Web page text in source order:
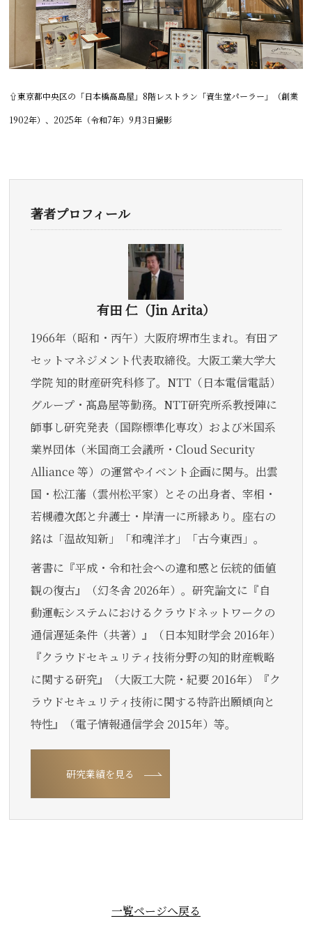
⇧東京都中央区の「日本橋髙島屋」8階レストラン「資生堂パーラー」（創業
1902年）、2025年（令和7年）9月3日撮影
著者プロフィール
有田 仁（Jin Arita）
1966年（昭和・丙午）大阪府堺市生まれ。有田ア
セットマネジメント代表取締役。大阪工業大学大
学院 知的財産研究科修了。NTT（日本電信電話）
グループ・髙島屋等勤務。NTT研究所系教授陣に
師事し研究発表（国際標準化専攻）および米国系
業界団体（米国商工会議所・Cloud Security
Alliance 等）の運営やイベント企画に関与。出雲
国・松江藩（雲州松平家）とその出身者、宰相・
若槻禮次郎と弁護士・岸清一に所縁あり。座右の
銘は「温故知新」「和魂洋才」「古今東西」。
著書に『平成・令和社会への違和感と伝統的価値
観の復古』（幻冬舎 2026年）。研究論文に『自
動運転システムにおけるクラウドネットワークの
通信遅延条件（共著）』（日本知財学会 2016年）
『クラウドセキュリティ技術分野の知的財産戦略
に関する研究』（大阪工大院・紀要 2016年）『ク
ラウドセキュリティ技術に関する特許出願傾向と
特性』（電子情報通信学会 2015年）等。
研究業績を見る
一覧ページへ戻る